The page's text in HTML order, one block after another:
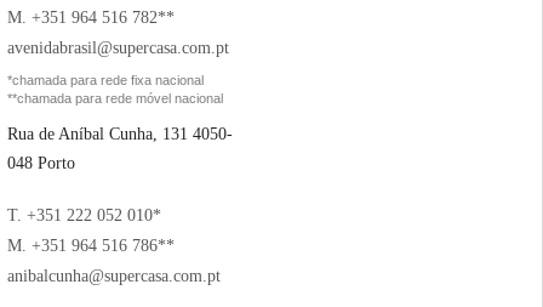
M. +351 964 516 782**
avenidabrasil@supercasa.com.pt
*chamada para rede fixa nacional
**chamada para rede móvel nacional
Rua de Aníbal Cunha, 131 4050-
048 Porto
T. +351 222 052 010*
M. +351 964 516 786**
anibalcunha@supercasa.com.pt